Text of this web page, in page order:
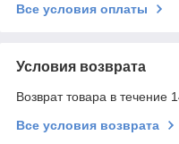
Все условия оплаты
Условия возврата
Возврат товара в течение
Все условия возврата